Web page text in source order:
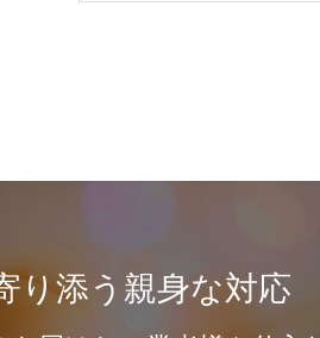
り添う親身な対応